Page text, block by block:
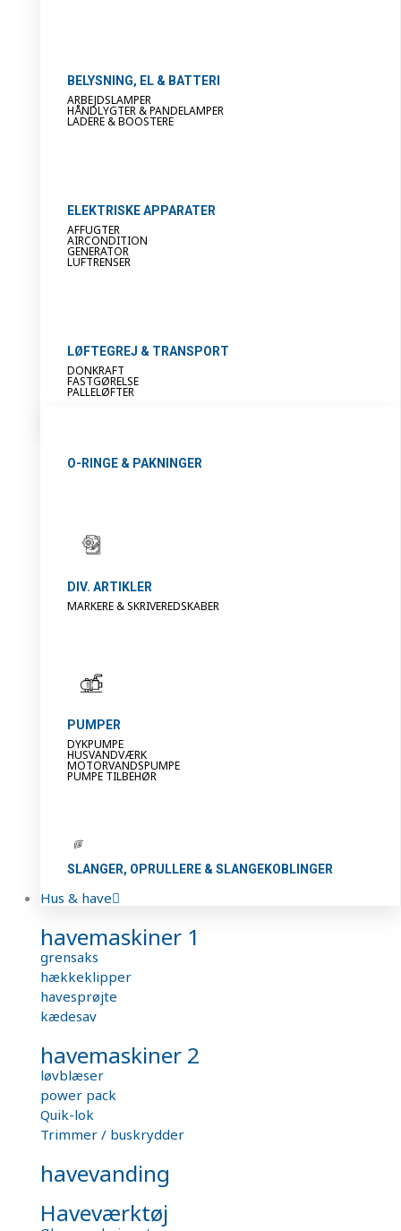
BELYSNING, EL & BATTERI
ARBEJDSLAMPER
HÅNDLYGTER & PANDELAMPER
LADERE & BOOSTERE
ELEKTRISKE APPARATER
AFFUGTER
AIRCONDITION
GENERATOR
LUFTRENSER
LØFTEGREJ & TRANSPORT
DONKRAFT
FASTGØRELSE
PALLELØFTER
O-RINGE & PAKNINGER
DIV. ARTIKLER
MARKERE & SKRIVEREDSKABER
PUMPER
DYKPUMPE
HUSVANDVÆRK
MOTORVANDSPUMPE
PUMPE TILBEHØR
SLANGER, OPRULLERE & SLANGEKOBLINGER
Hus & have
havemaskiner 1
grensaks
hækkeklipper
havesprøjte
kædesav
havemaskiner 2
løvblæser
power pack
Quik-lok
Trimmer / buskrydder
havevanding
Haveværktøj